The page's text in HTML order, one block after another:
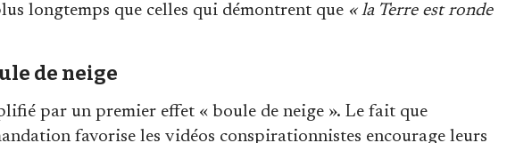
longtemps que celles qui démontrent que « la Terre est ronde
de neige
par un premier effet « boule de neige ». Le fait que
favorise les vidéos conspirationnistes encourage leurs